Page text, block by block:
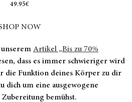
49.95€
NOW
Artikel „Bis zu 70%
dass es immer schwieriger wird
die Funktion deines Körper zu dir
dich um eine ausgewogene
bemühst.